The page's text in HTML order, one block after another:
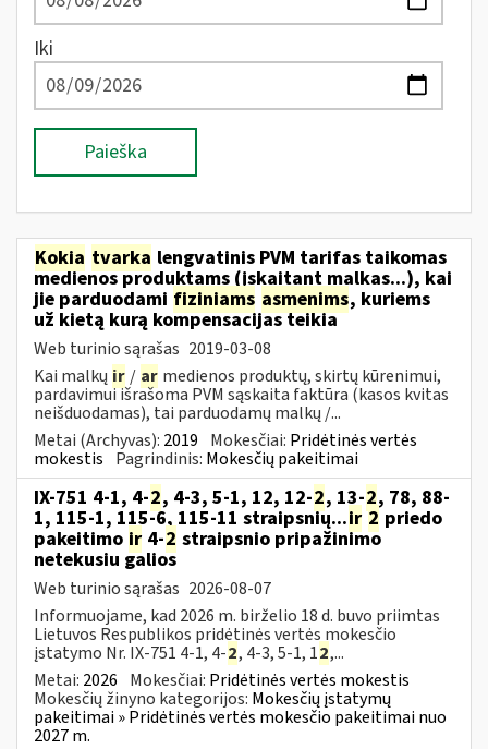
Iki
Paieška
Kokia tvarka lengvatinis PVM tarifas taikomas
medienos produktams (įskaitant malkas...), kai
jie parduodami fiziniams asmenims, kuriems
už kietą kurą kompensacijas teikia
Web turinio sąrašas 2019-03-08
Kai malkų ir / ar medienos produktų, skirtų kūrenimui,
pardavimui išrašoma PVM sąskaita faktūra (kasos kvitas
neišduodamas), tai parduodamų malkų /...
Metai (Archyvas): 2019 Mokesčiai: Pridėtinės vertės
mokestis Pagrindinis: Mokesčių pakeitimai
IX-751 4-1, 4-2, 4-3, 5-1, 12, 12-2, 13-2, 78, 88-
1, 115-1, 115-6, 115-11 straipsnių...ir 2 priedo
pakeitimo ir 4-2 straipsnio pripažinimo
netekusiu galios
Web turinio sąrašas 2026-08-07
Informuojame, kad 2026 m. birželio 18 d. buvo priimtas
Lietuvos Respublikos pridėtinės vertės mokesčio
įstatymo Nr. IX-751 4-1, 4-2, 4-3, 5-1, 12,...
Metai: 2026 Mokesčiai: Pridėtinės vertės mokestis
Mokesčių žinyno kategorijos: Mokesčių įstatymų
pakeitimai » Pridėtinės vertės mokesčio pakeitimai nuo
2027 m.